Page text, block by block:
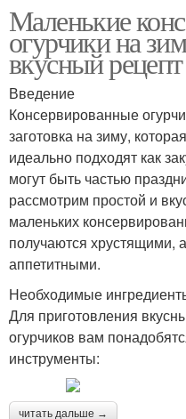
Маленькие
огурчики на
вкусный рецепт
Введение
Консервированные
заготовка на зиму,
идеально подходят как
могут быть частью
рассмотрим простой и
маленьких
получаются хрустящими,
аппетитными.
Необходимые
Для приготовления
огурчиков вам
инструменты:
читать дальше →